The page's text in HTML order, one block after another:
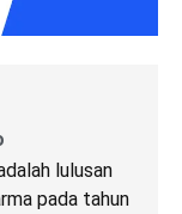
lulusan
pada tahun